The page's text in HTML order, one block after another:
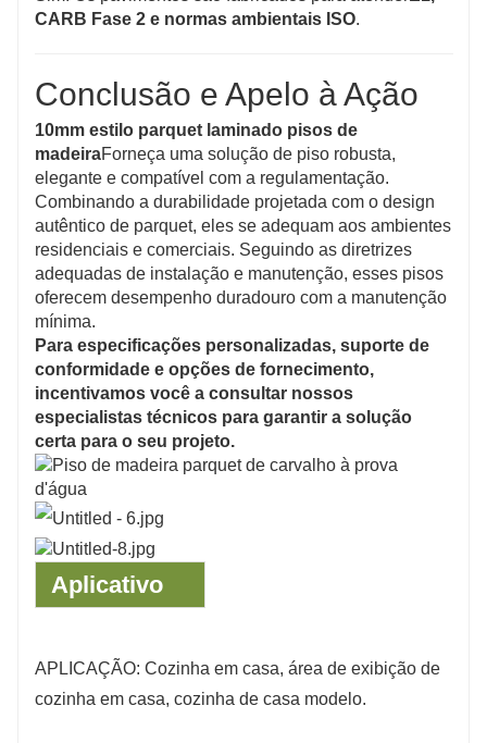
CARB Fase 2 e normas ambientais ISO.
Conclusão e Apelo à Ação
10mm estilo parquet laminado pisos de
madeiraForneça uma solução de piso robusta,
elegante e compatível com a regulamentação.
Combinando a durabilidade projetada com o design
autêntico de parquet, eles se adequam aos ambientes
residenciais e comerciais. Seguindo as diretrizes
adequadas de instalação e manutenção, esses pisos
oferecem desempenho duradouro com a manutenção
mínima.
Para especificações personalizadas, suporte de
conformidade e opções de fornecimento,
incentivamos você a consultar nossos
especialistas técnicos para garantir a solução
certa para o seu projeto.
Aplicativo
APLICAÇÃO: Cozinha em casa, área de exibição de
cozinha em casa, cozinha de casa modelo.